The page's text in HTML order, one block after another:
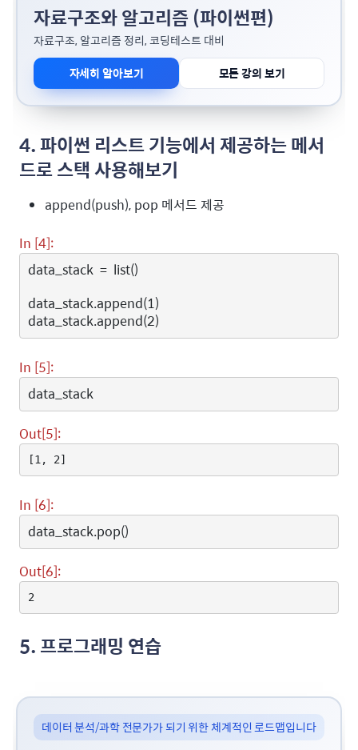
자료구조와 알고리즘 (파이썬편)
자료구조, 알고리즘 정리, 코딩테스트 대비
자세히 알아보기
모든 강의 보기
4. 파이썬 리스트 기능에서 제공하는 메서
드로 스택 사용해보기
append(push), pop 메서드 제공
In [4]:
data_stack = list()
data_stack.append(1)
data_stack.append(2)
In [5]:
data_stack
Out[5]:
[1, 2]
In [6]:
data_stack.pop()
Out[6]:
2
5. 프로그래밍 연습
데이터 분석/과학 전문가가 되기 위한 체계적인 로드맵입니다